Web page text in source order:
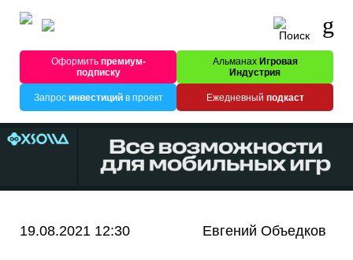
Оформитьпремиум-
подписку
Альманах Игровая
Индустрия
Запрос инвестицийв проект Ежедневный подкаст
19.08.2021 12:30 Евгений Объедков